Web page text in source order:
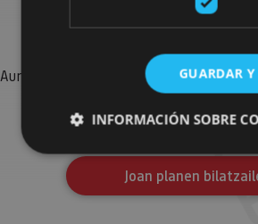
Bilatu plan
Aurkitu zure bidaia Nafarroan osatzeko
jarduera antolatuak, bisitak eta
garrantzitsuenak.
Joan planen
GUARDAR Y
INFORMACIÓN SOBRE